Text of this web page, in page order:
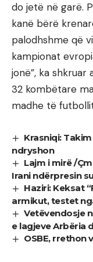
do jetë në garë.
kanë bërë
palodhshme që
kampionat
jonë”, ka shkruar
32 kombëtare
madhe të
Krasniqi:
ndryshon
Lajm i mirë /
Irani ndërpresin
Haziri: Keksat
armikut, testet
Vetëvendosje
e lagjeve Arbëria
OSBE, rrethon